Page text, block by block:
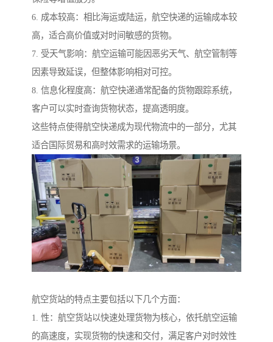
6. 成本较高：相比海运或陆运，航空快递的运输成本较
高，适合高价值或对时间敏感的货物。
7. 受天气影响：航空运输可能因恶劣天气、航空管制等
因素导致延误，但整体影响相对可控。
8. 信息化程度高：航空快递通常配备的货物跟踪系统，
客户可以实时查询货物状态，提高透明度。
这些特点使得航空快递成为现代物流中的一部分，尤其
适合国际贸易和高时效需求的运输场景。
航空货站的特点主要包括以下几个方面：
1. 性：航空货站以快速处理货物为核心，依托航空运输
的高速度，实现货物的快速和交付，满足客户对时效性